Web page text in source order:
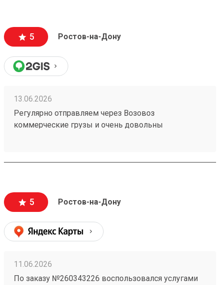
5 Ростов-на-Дону
13.06.2026
Регулярно отправляем через Возовоз
коммерческие грузы и очень довольны
быстро. Персонал заслуживает отдельной похвалы
оформлением. Самое главное для нас — это
стопроцентная сохранность груза, коробки всегда
сроки соблюдаются. Рекомендую! (заказ №
260183788)
5 Ростов-на-Дону
11.06.2026
По заказу №260343226 воспользовался услугами